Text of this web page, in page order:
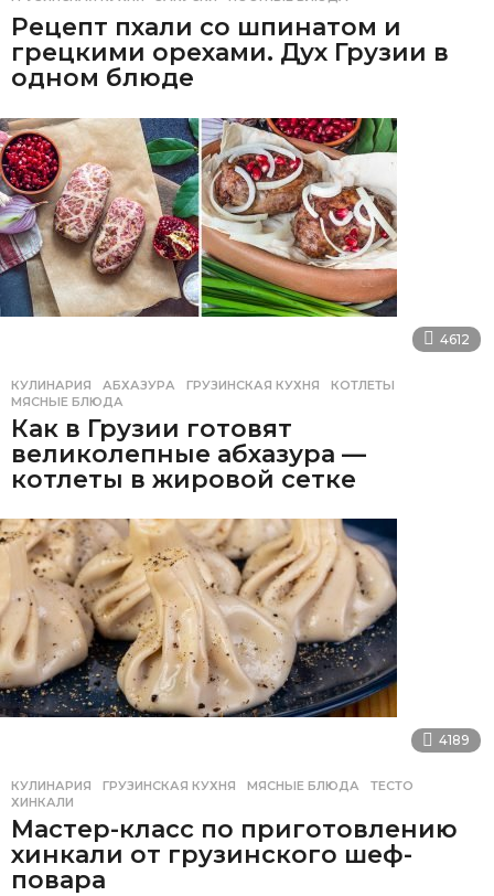
Рецепт пхали со шпинатом и
грецкими орехами. Дух Грузии в
одном блюде
4612
КУЛИНАРИЯ АБХАЗУРА ,ГРУЗИНСКАЯ КУХНЯ ,КОТЛЕТЫ
МЯСНЫЕ БЛЮДА
Как в Грузии готовят
великолепные абхазура —
котлеты в жировой сетке
4189
КУЛИНАРИЯ ГРУЗИНСКАЯ КУХНЯ ,МЯСНЫЕ БЛЮДА ,ТЕСТО
ХИНКАЛИ
Мастер-класс по приготовлению
хинкали от грузинского шеф-
повара